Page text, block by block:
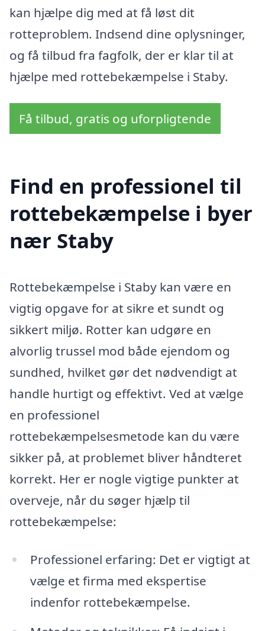
kan hjælpe dig med at få løst dit
rotteproblem. Indsend dine oplysninger,
og få tilbud fra fagfolk, der er klar til at
hjælpe med rottebekæmpelse i Staby.
Få tilbud, gratis og uforpligtende
Find en professionel til
rottebekæmpelse i byer
nær Staby
Rottebekæmpelse i Staby kan være en
vigtig opgave for at sikre et sundt og
sikkert miljø. Rotter kan udgøre en
alvorlig trussel mod både ejendom og
sundhed, hvilket gør det nødvendigt at
handle hurtigt og effektivt. Ved at vælge
en professionel
rottebekæmpelsesmetode kan du være
sikker på, at problemet bliver håndteret
korrekt. Her er nogle vigtige punkter at
overveje, når du søger hjælp til
rottebekæmpelse:
Professionel erfaring: Det er vigtigt at
vælge et firma med ekspertise
indenfor rottebekæmpelse.